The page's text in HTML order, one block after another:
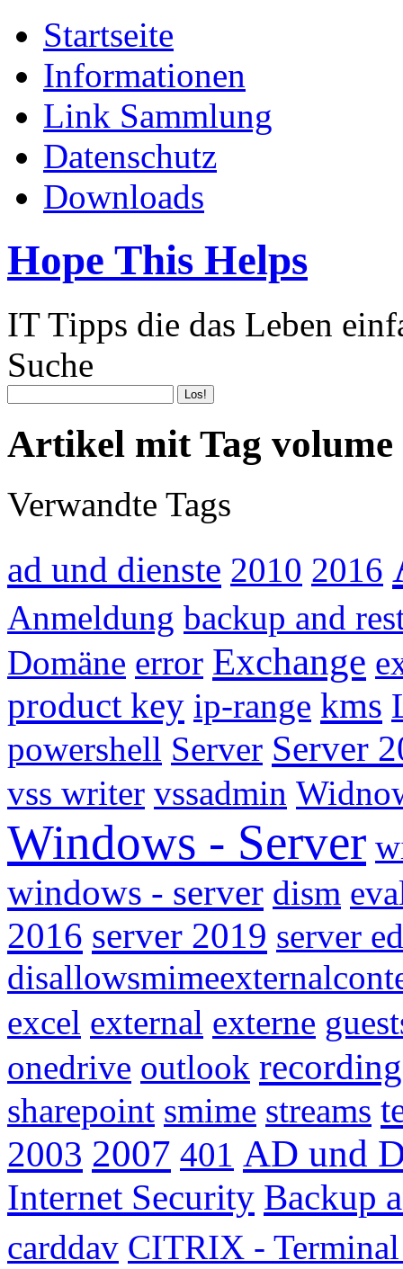
Startseite
Informationen
Link Sammlung
Datenschutz
Downloads
Hope This Helps
IT Tipps die das Leben
Suche
Artikel mit Tag volume
Verwandte Tags
ad und dienste 2010 2016
Anmeldung backup and
Domäne error Exchange
product key ip-range kms
powershell Server Server
vss writer vssadmin
Windows - Server
windows - server dism
2016 server 2019 server
excel external externe
onedrive outlook recording
sharepoint smime streams
2003 2007 401 AD und
Internet Security Backup
carddav CITRIX -